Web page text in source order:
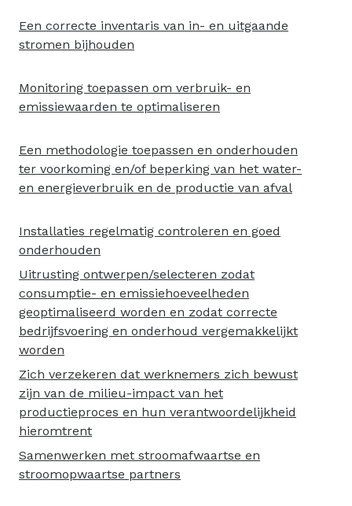
Een correcte inventaris van in- en uitgaande
stromen bijhouden
Monitoring toepassen om verbruik- en
emissiewaarden te optimaliseren
Een methodologie toepassen en onderhouden
ter voorkoming en/of beperking van het water-
en energieverbruik en de productie van afval
Installaties regelmatig controleren en goed
onderhouden
Uitrusting ontwerpen/selecteren zodat
consumptie- en emissiehoeveelheden
geoptimaliseerd worden en zodat correcte
bedrijfsvoering en onderhoud vergemakkelijkt
worden
Zich verzekeren dat werknemers zich bewust
zijn van de milieu-impact van het
productieproces en hun verantwoordelijkheid
hieromtrent
Samenwerken met stroomafwaartse en
stroomopwaartse partners